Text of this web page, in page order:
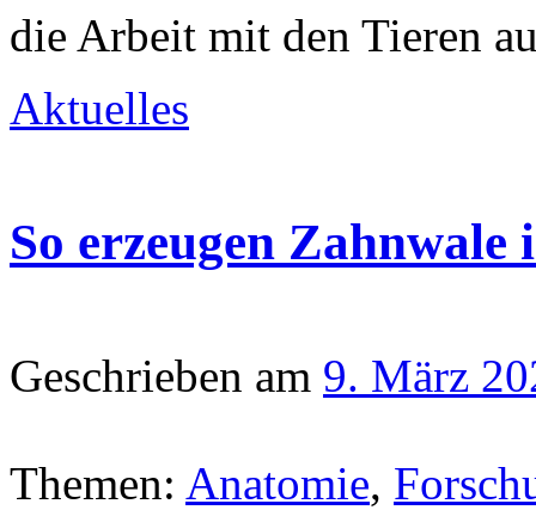
die Arbeit mit den Tieren
Aktuelles
So erzeugen Zahnwale
Geschrieben am 9. März
Themen: Anatomie,